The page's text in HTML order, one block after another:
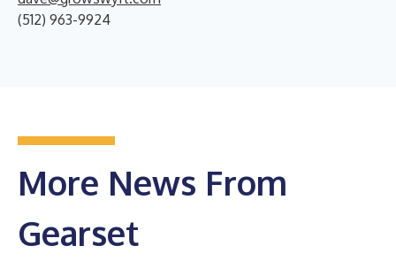
(512) 963-9924
More News From
Gearset